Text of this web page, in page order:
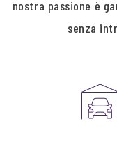
nostra passione è
senza